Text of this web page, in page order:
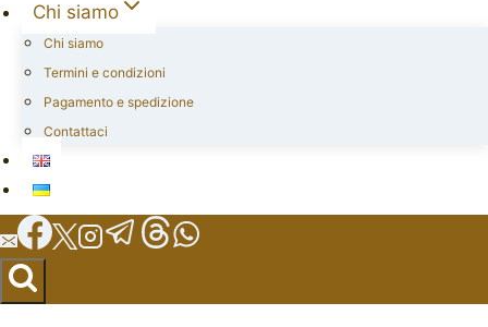
Chi siamo
Chi siamo
Termini e condizioni
Pagamento e spedizione
Contattaci